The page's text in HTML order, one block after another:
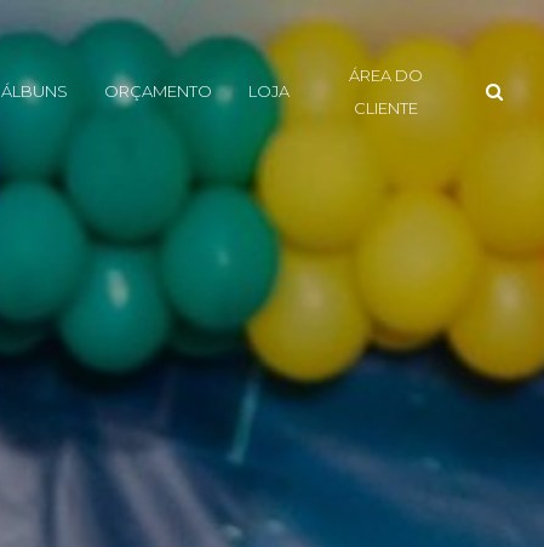
ÁLBUNS ORÇAMENTO LOJA
ÁREA DO
CLIENTE